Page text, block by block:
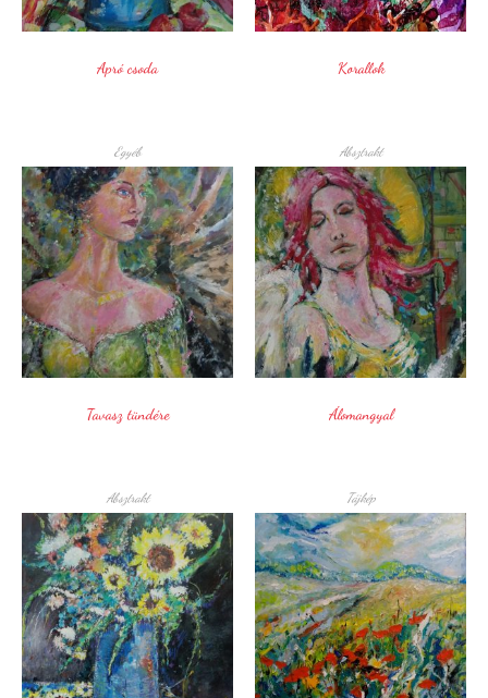
Apró csoda Korallok
Egyéb
Tavasz tündére
Absztrakt
Álomangyal
Absztrakt Tájkép